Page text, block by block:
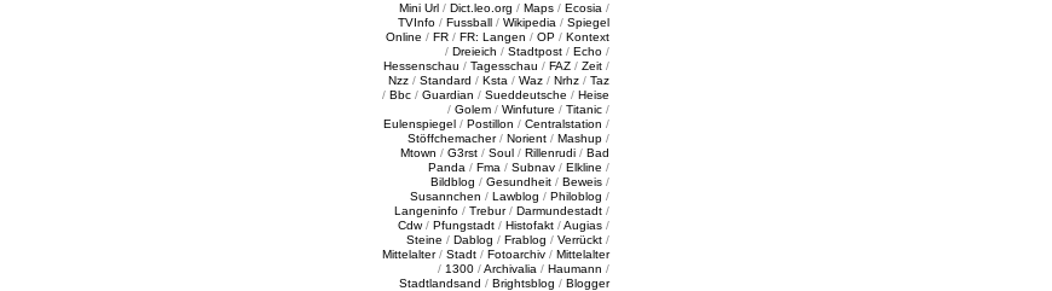
Mini Url / Dict.leo.org / Maps / Ecosia /
TVInfo / Fussball / Wikipedia / Spiegel
Online / FR / FR: Langen / OP / Kontext
/ Dreieich / Stadtpost / Echo /
Hessenschau / Tagesschau / FAZ / Zeit /
Nzz / Standard / Ksta / Waz / Nrhz / Taz
/ Bbc / Guardian / Sueddeutsche / Heise
/ Golem / Winfuture / Titanic /
Eulenspiegel / Postillon / Centralstation /
Stöffchemacher/ Norient / Mashup /
Mtown / G3rst / Soul / Rillenrudi / Bad
Panda / Fma / Subnav / Elkline /
Bildblog / Gesundheit / Beweis /
Susannchen / Lawblog / Philoblog /
Langeninfo / Trebur/ Darmundestadt /
Cdw/ Pfungstadt / Histofakt /Augias /
Steine / Dablog / Frablog / Verrückt /
Mittelalter/ Stadt / Fotoarchiv / Mittelalter
/ 1300 /Archivalia / Haumann /
Stadtlandsand / Brightsblog / Blogger